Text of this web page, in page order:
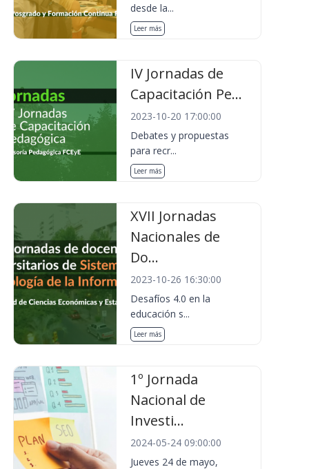
desde la...
Leer más
IV Jornadas de
Capacitación Pe...
2023-10-20 17:00:00
Debates y propuestas
para recr...
Leer más
XVII Jornadas
Nacionales de
Do...
2023-10-26 16:30:00
Desafíos 4.0 en la
educación s...
Leer más
1º Jornada
Nacional de
Investi...
2024-05-24 09:00:00
Jueves 24 de mayo,